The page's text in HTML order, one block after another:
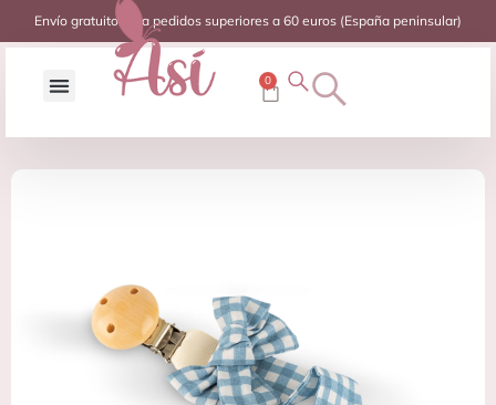
Envío gratuito para pedidos superiores a 60 euros (España peninsular)
0